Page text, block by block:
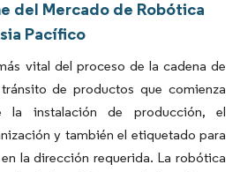
del Mercado de Robótica
Pacífico
vital del proceso de la cadena de
de productos que comienza
la instalación de producción, el
y también el etiquetado para
la dirección requerida. La robótica